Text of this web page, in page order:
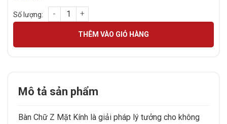
Bàn Chữ Z Mặt Kính số lượng
THÊM VÀO GIỎ HÀNG
Mô tả sản phẩm
Bàn Chữ Z Mặt Kính là giải pháp lý tưởng cho không